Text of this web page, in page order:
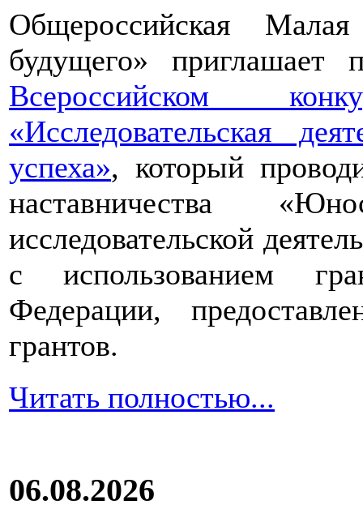
Общероссийская
будущего» приглашает
Всероссийском
«Исследовательская
успеха», который
наставничества
исследовательской
с использованием
Федерации,
грантов.
Читать полностью...
06.08.2026